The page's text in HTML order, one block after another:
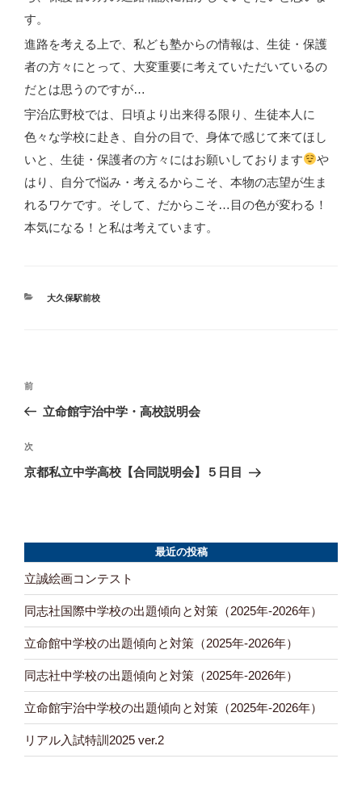
す。
進路を考える上で、私ども塾からの情報は、生徒・保護
者の方々にとって、大変重要に考えていただいているの
だとは思うのですが…
宇治広野校では、日頃より出来得る限り、生徒本人に
色々な学校に赴き、自分の目で、身体で感じて来てほし
いと、生徒・保護者の方々にはお願いしております
や
はり、自分で悩み・考えるからこそ、本物の志望が生ま
れるワケです。そして、だからこそ…目の色が変わる！
本気になる！と私は考えています。
カ
大久保駅前校
投
稿
ナ
ビ
ョ
ン
前
の
稿
前
立命館宇治中学・高校説明会
次
の
次
京都私立中学高校【合同説明会】５日目
最近の投稿
立誠絵画コンテスト
同志社国際中学校の出題傾向と対策（2025年-2026年）
立命館中学校の出題傾向と対策（2025年-2026年）
同志社中学校の出題傾向と対策（2025年-2026年）
立命館宇治中学校の出題傾向と対策（2025年-2026年）
リアル入試特訓2025 ver.2